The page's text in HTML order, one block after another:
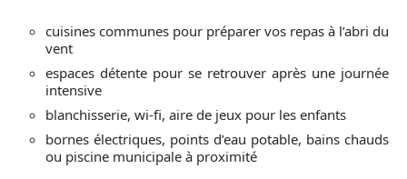
cuisines communes pour préparer vos repas à l’abri du
vent
espaces détente pour se retrouver après une journée
intensive
blanchisserie, wi-fi, aire de jeux pour les enfants
bornes électriques, points d’eau potable, bains chauds
ou piscine municipale à proximité